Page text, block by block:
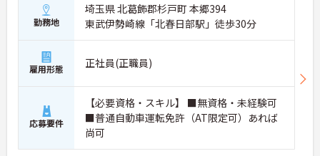
勤務地
埼玉県 北葛飾郡杉戸町 本郷394
東武伊勢崎線「北春日部駅」徒歩30分
雇用形態 正社員(正職員)
応募要件
【必要資格・スキル】 ■無資格・未経験可
■普通自動車運転免許（AT限定可）あれば
尚可